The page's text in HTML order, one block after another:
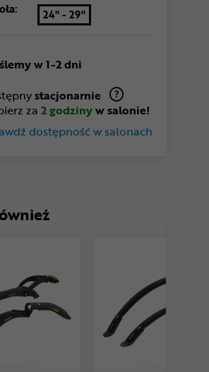
24" - 29"
w 1-2 dni
stacjonarnie
za 2 godzinyw salonie!
dostępność w salonach